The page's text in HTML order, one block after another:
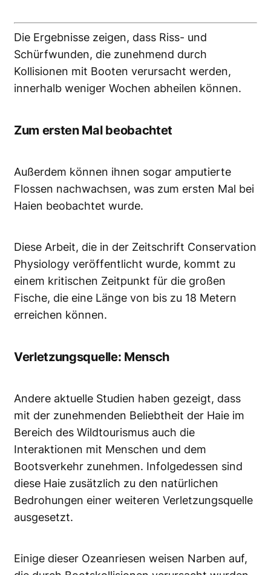
Die Ergebnisse zeigen, dass Riss- und
Schürfwunden, die zunehmend durch
Kollisionen mit Booten verursacht werden,
innerhalb weniger Wochen abheilen können.
Zum ersten Mal beobachtet
Außerdem können ihnen sogar amputierte
Flossen nachwachsen, was zum ersten Mal bei
Haien beobachtet wurde.
Diese Arbeit, die in der Zeitschrift Conservation
Physiology veröffentlicht wurde, kommt zu
einem kritischen Zeitpunkt für die großen
Fische, die eine Länge von bis zu 18 Metern
erreichen können.
Verletzungsquelle: Mensch
Andere aktuelle Studien haben gezeigt, dass
mit der zunehmenden Beliebtheit der Haie im
Bereich des Wildtourismus auch die
Interaktionen mit Menschen und dem
Bootsverkehr zunehmen. Infolgedessen sind
diese Haie zusätzlich zu den natürlichen
Bedrohungen einer weiteren Verletzungsquelle
ausgesetzt.
Einige dieser Ozeanriesen weisen Narben auf,